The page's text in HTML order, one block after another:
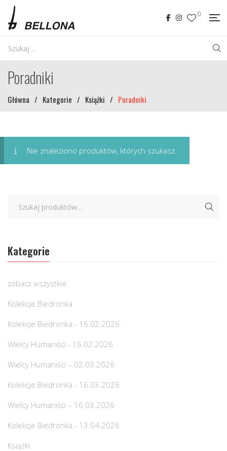
0
Poradniki
Główna / Kategorie / Książki / Poradniki
Nie znaleziono produktów, których szukasz.
Kategorie
zobacz wszystkie
Kolekcje Biedronka
Kolekcje Biedronka - 16.02.2026
Wielcy Humaniści - 16.02.2026
Wielcy Humaniści – 02.03.2026
Kolekcje Biedronka - 16.03.2026
Wielcy Humaniści – 16.03.2026
Kolekcje Biedronka - 13.04.2026
Książki